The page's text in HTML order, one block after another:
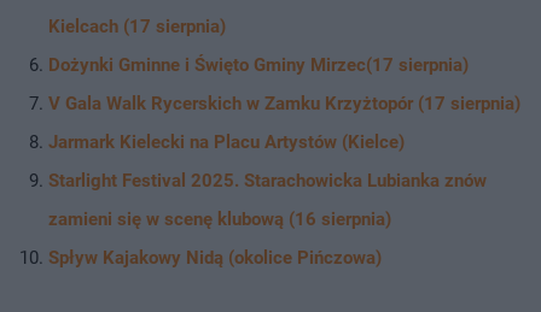
Kielcach (17 sierpnia)
Dożynki Gminne i Święto Gminy Mirzec(17 sierpnia)
V Gala Walk Rycerskich w Zamku Krzyżtopór (17 sierpnia)
Jarmark Kielecki na Placu Artystów (Kielce)
Starlight Festival 2025. Starachowicka Lubianka znów
zamieni się w scenę klubową (16 sierpnia)
Spływ Kajakowy Nidą (okolice Pińczowa)